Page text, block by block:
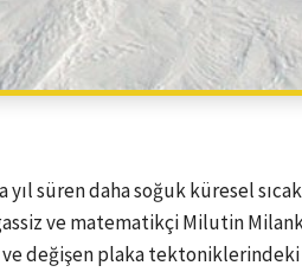
yıl süren daha soğuk küresel
ve matematikçi Milutin
ve değişen plaka